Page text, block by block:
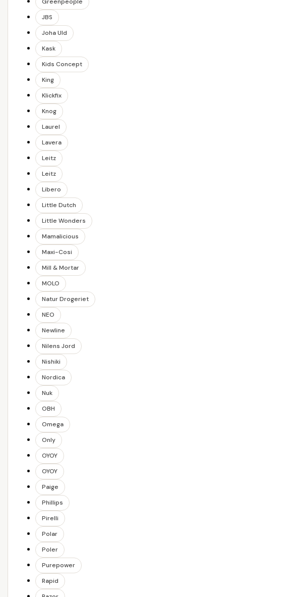
Greenpeople
JBS
Joha Uld
Kask
Kids Concept
King
Klickfix
Knog
Laurel
Lavera
Leitz
Leitz
Libero
Little Dutch
Little Wonders
Mamalicious
Maxi-Cosi
Mill & Mortar
MOLO
Natur Drogeriet
NEO
Newline
Nilens Jord
Nishiki
Nordica
Nuk
OBH
Omega
Only
OYOY
OYOY
Paige
Phillips
Pirelli
Polar
Poler
Purepower
Rapid